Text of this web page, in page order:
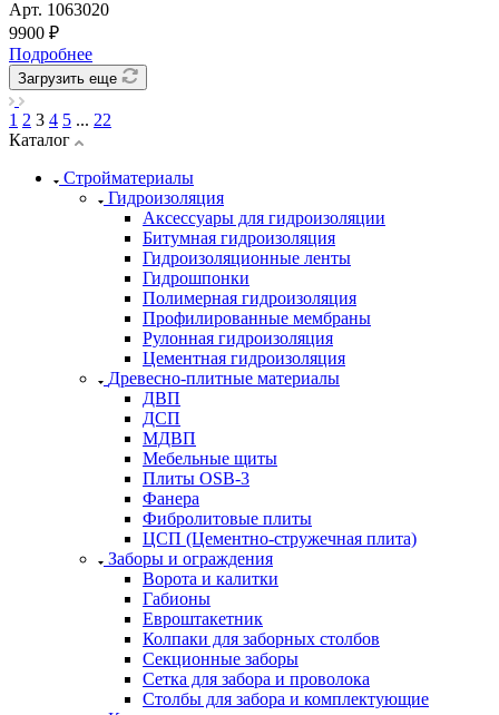
Арт. 1063020
9900 ₽
Подробнее
Загрузить еще
1 2 3 4 5 ... 22
Каталог
Стройматериалы
Гидроизоляция
Аксессуары для гидроизоляции
Битумная гидроизоляция
Гидроизоляционные ленты
Гидрошпонки
Полимерная гидроизоляция
Профилированные мембраны
Рулонная гидроизоляция
Цементная гидроизоляция
Древесно-плитные материалы
ДВП
ДСП
МДВП
Мебельные щиты
Плиты OSB-3
Фанера
Фибролитовые плиты
ЦСП (Цементно-стружечная плита)
Заборы и ограждения
Ворота и калитки
Габионы
Евроштакетник
Колпаки для заборных столбов
Секционные заборы
Сетка для забора и проволока
Столбы для забора и комплектующие